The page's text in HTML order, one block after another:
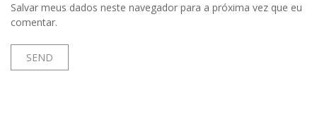
Salvar meus dados neste navegador para a próxima vez que eu
comentar.